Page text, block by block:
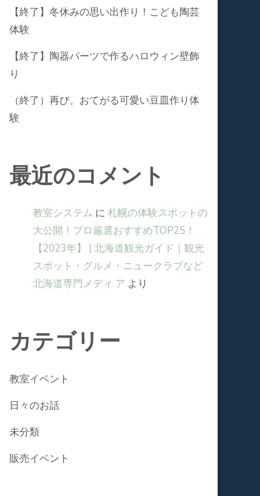
【終了】冬休みの思い出作り！こども陶芸
体験
【終了】陶器パーツで作るハロウィン壁飾
り
（終了）再び。おてがる可愛い豆皿作り体
験
最近のコメント
教室システム に 札幌の体験スポットの
大公開！プロ厳選おすすめTOP25！
【2023年】 | 北海道観光ガイド｜観光
スポット・グルメ・ニュークラブなど
北海道専⾨メディ ア より
カテゴリー
教室イベント
日々のお話
未分類
販売イベント